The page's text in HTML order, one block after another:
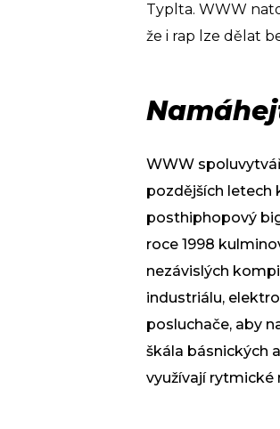
Typlta. WWW
že i rap lze dělat
WWW
pozdějších letech
posthiphopový
roce 1998
nezávislých
industriálu,
posluchače, aby
škála básnických
využívají rytmické